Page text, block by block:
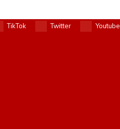
TikTok Twitter Youtube